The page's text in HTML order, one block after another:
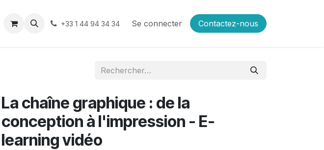
+33 1 44 94 34 34 Se connecter Contactez-nous
La chaîne graphique : de la
conception à l'impression - E-
learning vidéo